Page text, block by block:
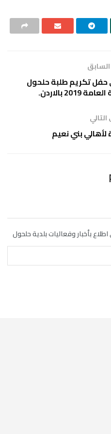
حفل تكريم طلبة حلحول
بالاردن.
بني نعيم
بأخبار وفعاليات بلدية حلحول